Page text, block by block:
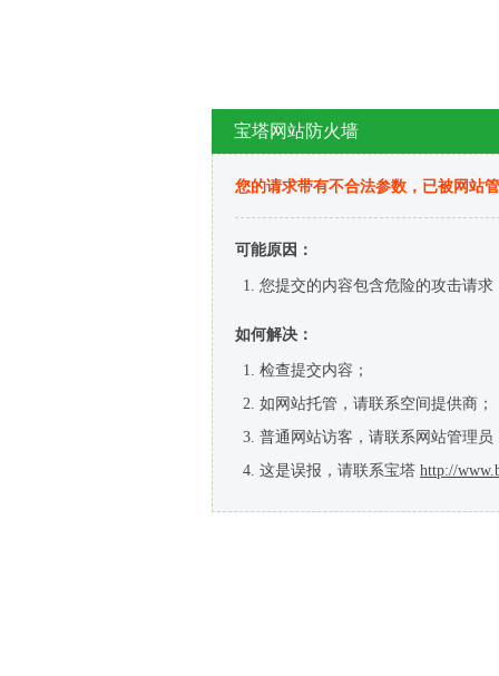
宝塔网站防火墙
您的请求带有不合法参数，已被网站
可能原因：
您提交的内容包含危险的攻击请求
如何解决：
检查提交内容；
如网站托管，请联系空间提供商；
普通网站访客，请联系网站管理员
这是误报，请联系宝塔 http://